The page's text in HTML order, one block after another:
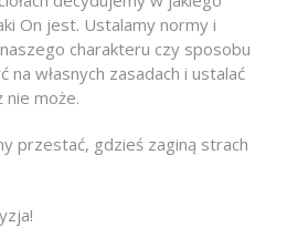
On jest. Ustalamy normy i
charakteru czy sposobu
na własnych zasadach i ustalać
nie może.
przestać, gdzieś zaginą strach